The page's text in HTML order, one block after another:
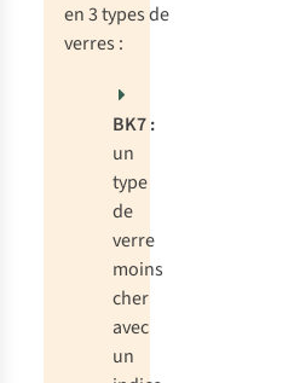
en 3 types de
verres :
BK7 :
un
type
de
verre
moins
cher
avec
un